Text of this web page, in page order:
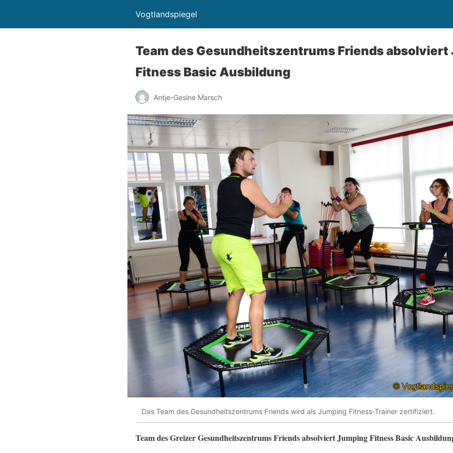
Vogtlandspiegel
Team des Gesundheitszentrums Friends
Fitness Basic Ausbildung
Antje-Gesine Marsch
Das Team des Gesundheitszentrums Friends wird als Jumping Fitness-Trainer zertifiziert.
Team des Greizer Gesundheitszentrums Friends absolviert Jumping Fitness Basic